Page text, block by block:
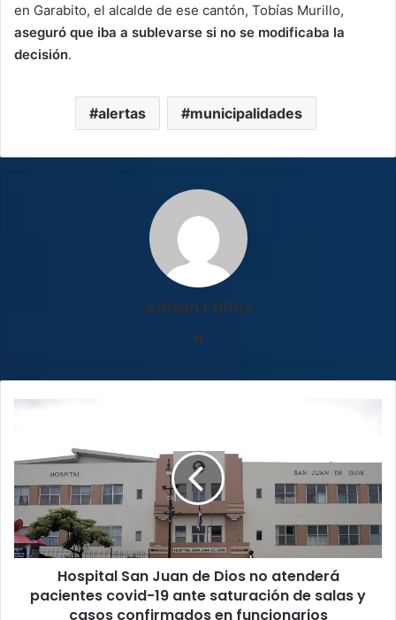
en Garabito, el alcalde de ese cantón, Tobías Murillo,
aseguró que iba a sublevarse si no se modificaba la
decisión.
alertas municipalidades
Adrian Fallas
Hospital
de
no
atenderá
pacientes
covid-
ante
saturación
Hospital San Juan de Dios no atenderá
pacientes covid-19 ante saturación de salas y
casos confirmados en funcionarios